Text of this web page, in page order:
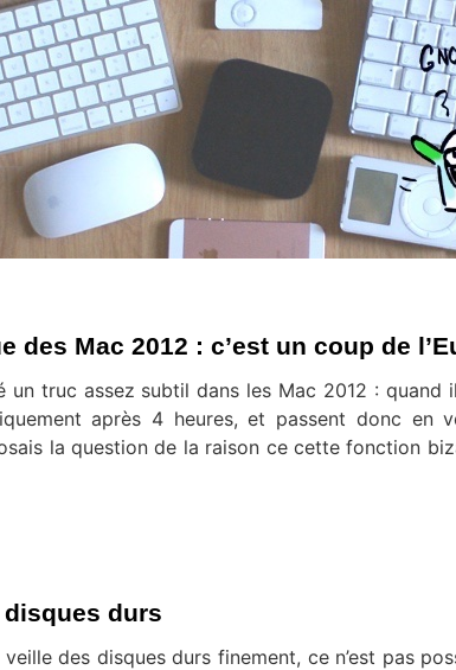
Mac 2012 : c’est un coup de
un truc assez subtil dans les Mac 2012 : quand
après 4 heures, et passent donc en
la question de la raison ce cette fonction
durs
des disques durs finement, ce n’est pas